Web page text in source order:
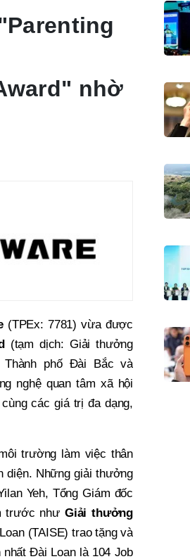
nhờ
(TPEx: 7781) vừa được
(tạm dịch: Giải thưởng
phố Đài Bắc và
nghệ quan tâm xã hội
các giá trị đa dạng,
trường làm việc thân
diện. Những giải thưởng
Yeh, Tổng Giám đốc
trước như Giải thưởng
(TAISE) trao tặng và
Đài Loan là 104 Job